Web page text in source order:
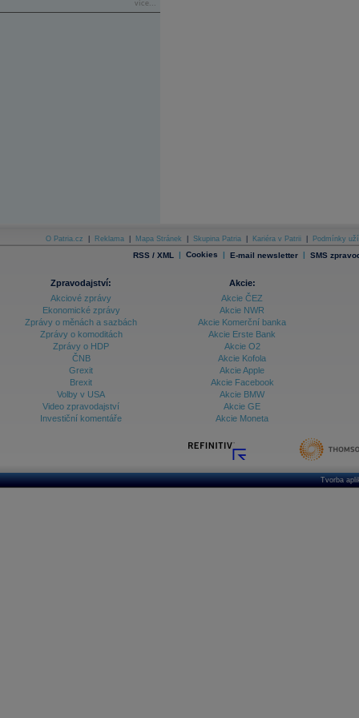
více...
O Patria.cz Reklama Mapa Stránek Skupina Patria Kariéra v Patrii Podmínky
RSS / XML | Cookies | E-mail newsletter | SMS
Zpravodajství:
Akciové zprávy
Ekonomické zprávy
Zprávy o měnách a sazbách
Zprávy o komoditách
Zprávy o HDP
ČNB
Grexit
Brexit
Volby v USA
Video zpravodajství
Investiční komentáře
Akcie:
Akcie ČEZ
Akcie NWR
Akcie Komerční banka
Akcie Erste Bank
Akcie O2
Akcie Kofola
Akcie Apple
Akcie Facebook
Akcie BMW
Akcie GE
Akcie Moneta
Tvorba